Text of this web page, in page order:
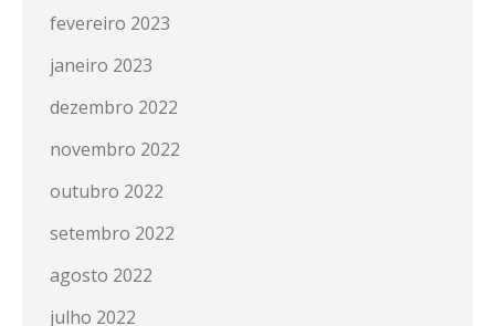
fevereiro 2023
janeiro 2023
dezembro 2022
novembro 2022
outubro 2022
setembro 2022
agosto 2022
julho 2022